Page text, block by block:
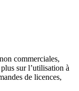
commerciales,
sur l’utilisation à
de licences,